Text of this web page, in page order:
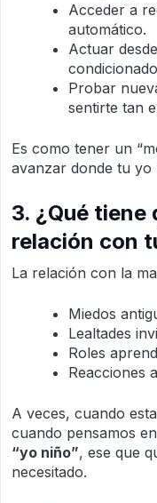
Acceder a
automático.
Actuar
Probar
sentirte tan
Es como tener un
avanzar donde tu yo
3. ¿Qué tiene
relación con
La relación con la
Miedos
Lealtades
Roles
Reacciones
A veces, cuando
cuando pensamos
“yo niño”, ese que
necesitado.